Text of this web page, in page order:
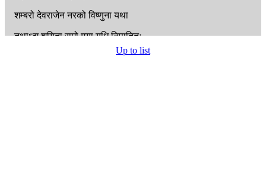
शम्बरो देवराजेन नरको विष्णुना यथा
तथाऽद्य शयिता रामो मया युधि निपातितः
राक्षसाधिपः
Up to list